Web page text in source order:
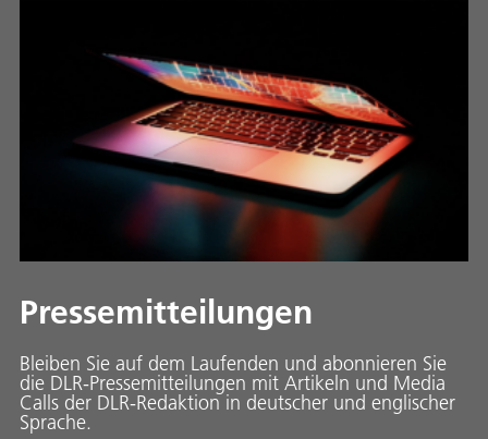
Pressemitteilungen
Bleiben Sie auf dem Laufenden und abonnieren Sie
die DLR-Pressemitteilungen mit Artikeln und Media
Calls der DLR-Redaktion in deutscher und englischer
Sprache.